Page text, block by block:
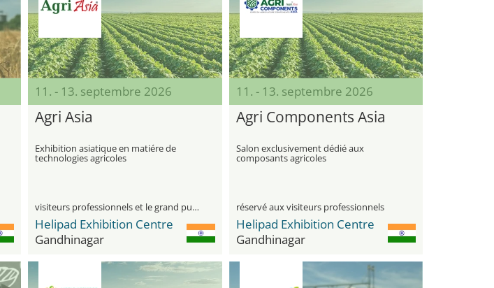
11. - 13. septembre 2026
Agri Asia
Exhibition asiatique en matiére de
technologies agricoles
visiteurs professionnels et le grand public
Helipad Exhibition Centre
Gandhinagar
11. - 13. septembre 2026
Agri Components Asia
Salon exclusivement dédié aux
composants agricoles
réservé aux visiteurs professionnels
Helipad Exhibition Centre
Gandhinagar